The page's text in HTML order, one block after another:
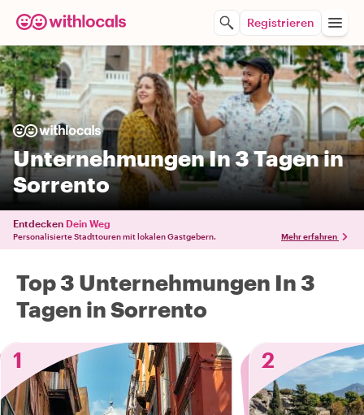
Registrieren
Unternehmungen In 3 Tagen in
Sorrento
Entdecken Dein Weg
Personalisierte Stadttouren mit lokalen Gastgebern. Mehr erfahren
Top 3 Unternehmungen In 3
Tagen in Sorrento
1
2